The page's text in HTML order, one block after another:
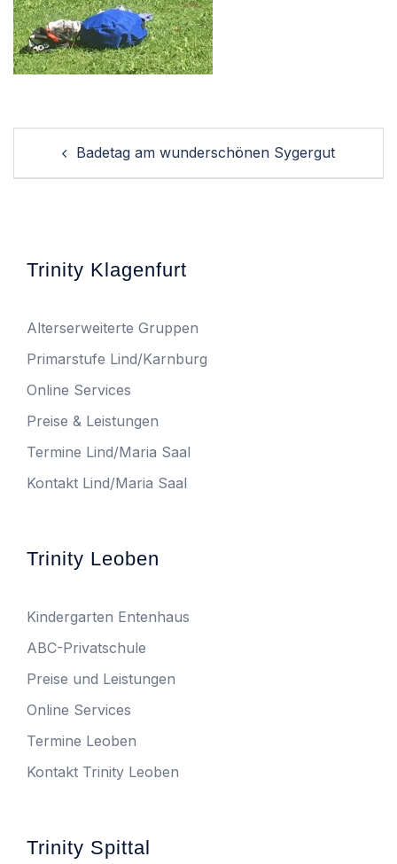
navigationBadetag am wunderschönen Sygergut
Trinity Klagenfurt
Alterserweiterte Gruppen
Primarstufe Lind/Karnburg
Online Services
Preise & Leistungen
Termine Lind/Maria Saal
Kontakt Lind/Maria Saal
Trinity Leoben
Kindergarten Entenhaus
ABC-Privatschule
Preise und Leistungen
Online Services
Termine Leoben
Kontakt Trinity Leoben
Trinity Spittal